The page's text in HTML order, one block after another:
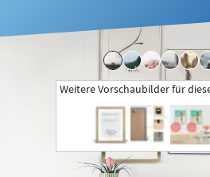
Weitere Vorschaubilder für